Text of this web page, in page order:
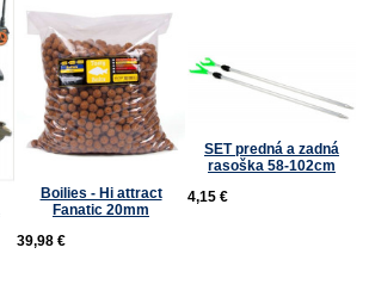
Boilies - Hi attract
Fanatic 20mm
39,98 €
SET predná a zadná
rasoška 58-102cm
4,15 €